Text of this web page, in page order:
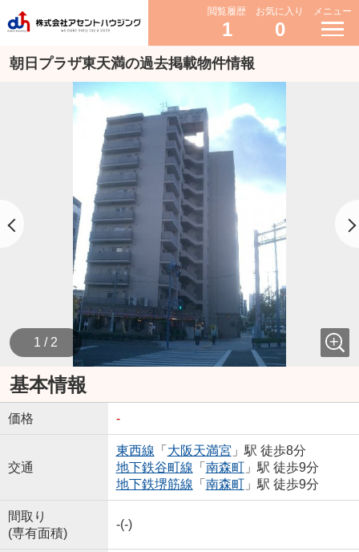
閲覧履歴
1
お気に入り
0
メニュー
朝日プラザ東天満の過去掲載物件情報
1 / 2
基本情報
価格 -
交通
東西線 「 大阪天満宮 」駅 徒歩8分
地下鉄谷町線 「 南森町」駅 徒歩9分
地下鉄堺筋線 「 南森町」駅 徒歩9分
間取り
(専有面積)
-(-)